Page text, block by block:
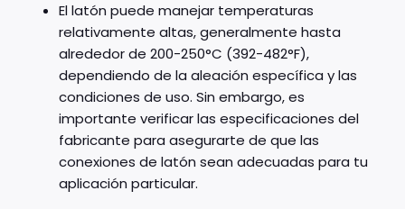
El latón puede manejar temperaturas
relativamente altas, generalmente hasta
alrededor de 200-250°C (392-482°F),
dependiendo de la aleación específica y las
condiciones de uso. Sin embargo, es
importante verificar las especificaciones del
fabricante para asegurarte de que las
conexiones de latón sean adecuadas para tu
aplicación particular.